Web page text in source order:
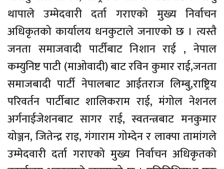
थापाले उम्मेदवारी दर्ता गराएको मुख्य निर्वाचन
अधिकृतको कार्यालय धनकुटाले जनाएको छ । त्यस्तै
जनता समाजवादी पार्टीबाट निशान राई , नेपाल
कम्युनिष्ट पाटी (माओवादी) बाट रविन कुमार राई,जनता
समाजबादी पार्टी नेपालबाट आईतराज लिम्बु,राष्ट्रिय
परिवर्तन पार्टीबाट शालिकराम राई, मंगोल नेशनल
अर्गनाईजेशनबाट सागर राई, स्वतन्त्रबाट मनकुमार
योञ्जन, जितेन्द्र राइ, गंगाराम गोम्देन र लाक्पा तामांगले
उम्मेदवारी दर्ता गराएको मुख्य निर्वाचन अधिकृतको